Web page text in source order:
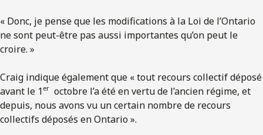
« Donc, je pense que les modifications à la Loi de l’Ontario
ne sont peut-être pas aussi importantes qu’on peut le
croire. »
Craig indique également que « tout recours collectif déposé
avant le 1 er octobre l’a été en vertu de l’ancien régime, et
depuis, nous avons vu un certain nombre de recours
collectifs déposés en Ontario ».